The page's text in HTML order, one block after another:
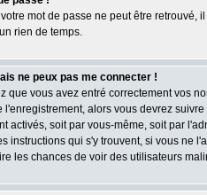
mot de passe ne peut être
rien de temps.
ne peux pas me connecter !
que vous avez entré correctement vos
l'enregistrement, alors vous devrez
activés, soit par vous-même, soit par
instructions qui s'y trouvent, si vous ne
les chances de voir des utilisateurs